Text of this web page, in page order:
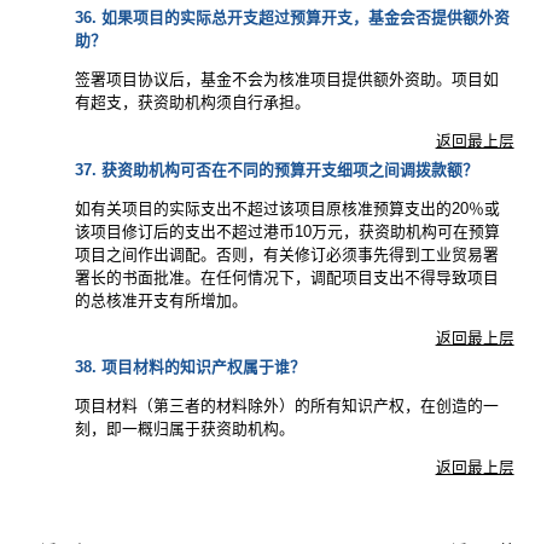
36. 如果项目的实际总开支超过预算开支，基金会否提供额外资
助？
签署项目协议后，基金不会为核准项目提供额外资助。项目如
有超支，获资助机构须自行承担。
返回最上层
37. 获资助机构可否在不同的预算开支细项之间调拨款额？
如有关项目的实际支出不超过该项目原核准预算支出的20％或
该项目修订后的支出不超过港币10万元，获资助机构可在预算
项目之间作出调配。否则，有关修订必须事先得到工业贸易署
署长的书面批准。在任何情况下，调配项目支出不得导致项目
的总核准开支有所增加。
返回最上层
38. 项目材料的知识产权属于谁？
项目材料（第三者的材料除外）的所有知识产权，在创造的一
刻，即一概归属于获资助机构。
返回最上层